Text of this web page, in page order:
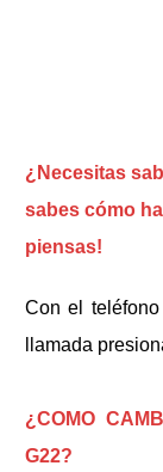
¿Necesitas
sabes cómo
piensas!
Con el
llamada
¿COMO
G22?